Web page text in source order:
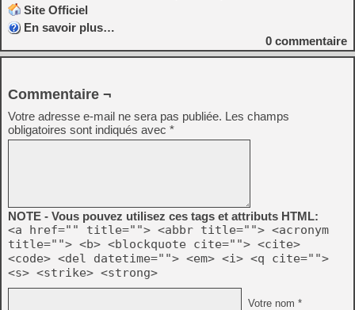
Site Officiel
En savoir plus…
0 commentaire
Commentaire ¬
Votre adresse e-mail ne sera pas publiée. Les champs
obligatoires sont indiqués avec *
NOTE - Vous pouvez utilisez ces tags et attributs HTML:
<a href="" title=""> <abbr title=""> <acronym
title=""> <b> <blockquote cite=""> <cite>
<code> <del datetime=""> <em> <i> <q cite="">
<s> <strike> <strong>
Votre nom *